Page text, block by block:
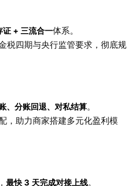
证 + 三流合一体系。
税四期与央行监管要求，彻底规
、分账回退、对私结算。
，助力商家搭建多元化盈利模
最快 3 天完成对接上线。